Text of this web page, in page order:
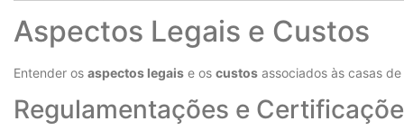
Aspectos Legais e Custos
Entender os aspectos legais e os custos associados às casas
Regulamentações e